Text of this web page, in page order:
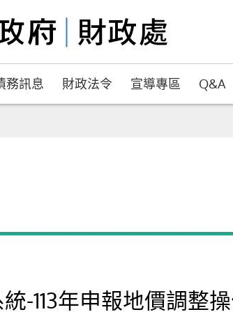
務訊息 財政法令 宣導專區 Q&A
-113年申報地價調整